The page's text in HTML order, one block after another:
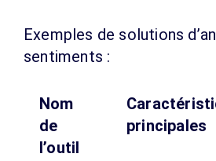
Exemples de solutions
sentiments :
Nom
de
l’outil
principales